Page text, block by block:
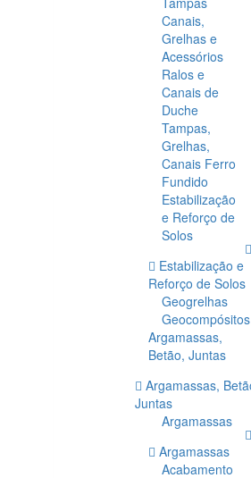
Canais,
Grelhas e
Acessórios
Ralos e
Canais de
Duche
Tampas,
Grelhas,
Canais Ferro
Fundido
Estabilização
e Reforço de
Solos
Estabilização e
Reforço de Solos
Geogrelhas
Geocompósitos
Argamassas,
Betão, Juntas
Argamassas,
Juntas
Argamassas
Argamassas
Acabamento